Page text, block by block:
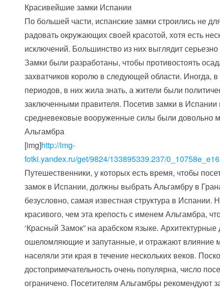
Красивейшие замки Испании
По большей части, испанские замки строились не
радовать окружающих своей красотой, хотя есть
исключений. Большинство из них выглядит
Замки были разработаны, чтобы противостоять
захватчиков королю в следующей области. Иногда, в
периодов, в них жила знать, а жители были
заключенными правителя. Посетив замки в Испании
средневековые вооруженные силы были довольно
Альгамбра
[img]http://img-
fotki.yandex.ru/get/9824/133895339.237/
Путешественники, у которых есть время, чтобы
замок в Испании, должны выбрать Альгамбру в
безусловно, самая известная структура в Испании.
красивого, чем эта крепость с именем Альгамбра,
‘Красный Замок” на арабском языке. Архитектурные
ошеломляющие и запутанные, и отражают влияние
населяли эти края в течение нескольких веков.
достопримечательность очень популярна, число
ограничено. Посетителям Альгамбры рекомендуют